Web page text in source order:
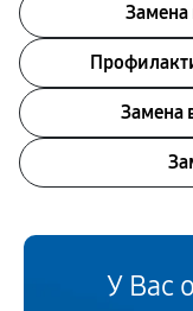
Замена
Замена
У Вас